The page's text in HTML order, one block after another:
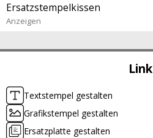
Link
Textstempel gestalten
Grafikstempel gestalten
Ersatzplatte gestalten
Ersatzstempelkissen
Anzeigen